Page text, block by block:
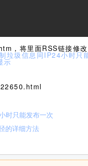
，将里面RSS链接
垃圾信息同IP24小时只
示
时只能发布一次
的详细方法